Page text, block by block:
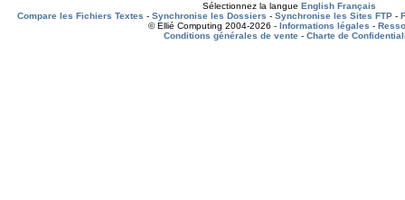
Sélectionnez la langue English Français
Compare les Fichiers Textes - Synchronise les Dossiers - Synchronise les Sites FTP -
© Ellié Computing 2004-2026 - Informations légales -
Conditions générales de vente - Charte de